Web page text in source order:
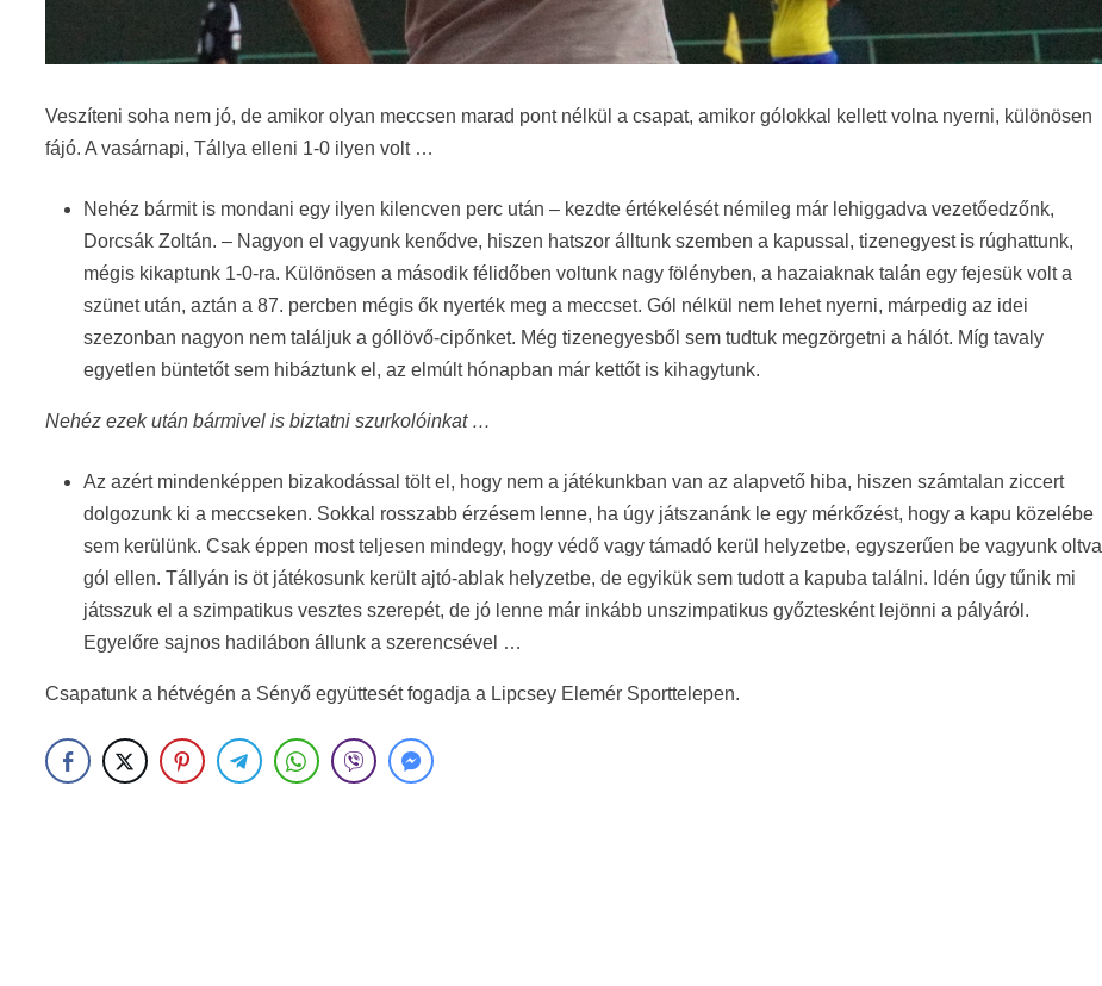
Veszíteni soha nem jó, de amikor olyan meccsen marad pont nélkül a csapat, amikor gólokkal kellett volna nyerni, különösen
fájó. A vasárnapi, Tállya elleni 1-0 ilyen volt …
Nehéz bármit is mondani egy ilyen kilencven perc után – kezdte értékelését némileg már lehiggadva vezetőedzőnk,
Dorcsák Zoltán. – Nagyon el vagyunk kenődve, hiszen hatszor álltunk szemben a kapussal, tizenegyest is rúghattunk,
mégis kikaptunk 1-0-ra. Különösen a második félidőben voltunk nagy fölényben, a hazaiaknak talán egy fejesük volt a
szünet után, aztán a 87. percben mégis ők nyerték meg a meccset. Gól nélkül nem lehet nyerni, márpedig az idei
szezonban nagyon nem találjuk a góllövő-cipőnket. Még tizenegyesből sem tudtuk megzörgetni a hálót. Míg tavaly
egyetlen büntetőt sem hibáztunk el, az elmúlt hónapban már kettőt is kihagytunk.
Nehéz ezek után bármivel is biztatni szurkolóinkat …
Az azért mindenképpen bizakodással tölt el, hogy nem a játékunkban van az alapvető hiba, hiszen számtalan ziccert
dolgozunk ki a meccseken. Sokkal rosszabb érzésem lenne, ha úgy játszanánk le egy mérkőzést, hogy a kapu közelébe
sem kerülünk. Csak éppen most teljesen mindegy, hogy védő vagy támadó kerül helyzetbe, egyszerűen be vagyunk oltva
gól ellen. Tállyán is öt játékosunk került ajtó-ablak helyzetbe, de egyikük sem tudott a kapuba találni. Idén úgy tűnik mi
játsszuk el a szimpatikus vesztes szerepét, de jó lenne már inkább unszimpatikus győztesként lejönni a pályáról.
Egyelőre sajnos hadilábon állunk a szerencsével …
Csapatunk a hétvégén a Sényő együttesét fogadja a Lipcsey Elemér Sporttelepen.